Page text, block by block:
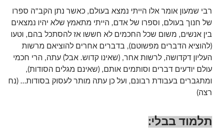
רבי שמעון אומר אלו הייתי נמצא בעולם, כאשר נתן הקב"ה ספרו
של חנוך בעולם, וספרו של אדם, הייתי מתאמץ שלא יהיו נמצאים
בין אנשים, משום שכל החכמים לא חששו אז להסתכל בהם, וטעו
(להוציא הדברים מפשוטם), בדברים אחרים להוציאם מרשות
העליון דקדושה, לרשות אחר, (שאינו קדוש. אבל) עתה, הרי חכמי
עולם יודעים דברים וסותמים אותם, (שאינם מגלים הסודות),
ומתגברים בעבודת רבונם, ועל כן עתה מותר לעסוק בסודות… (נח
רצה)
תלמוד בבלי: